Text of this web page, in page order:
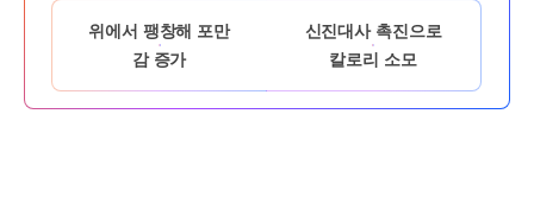
위에서 팽창해 포만
감 증가
신진대사 촉진으로
칼로리 소모